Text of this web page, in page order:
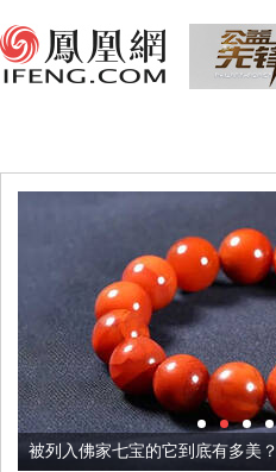
被列入佛家七宝的它到底有多美？